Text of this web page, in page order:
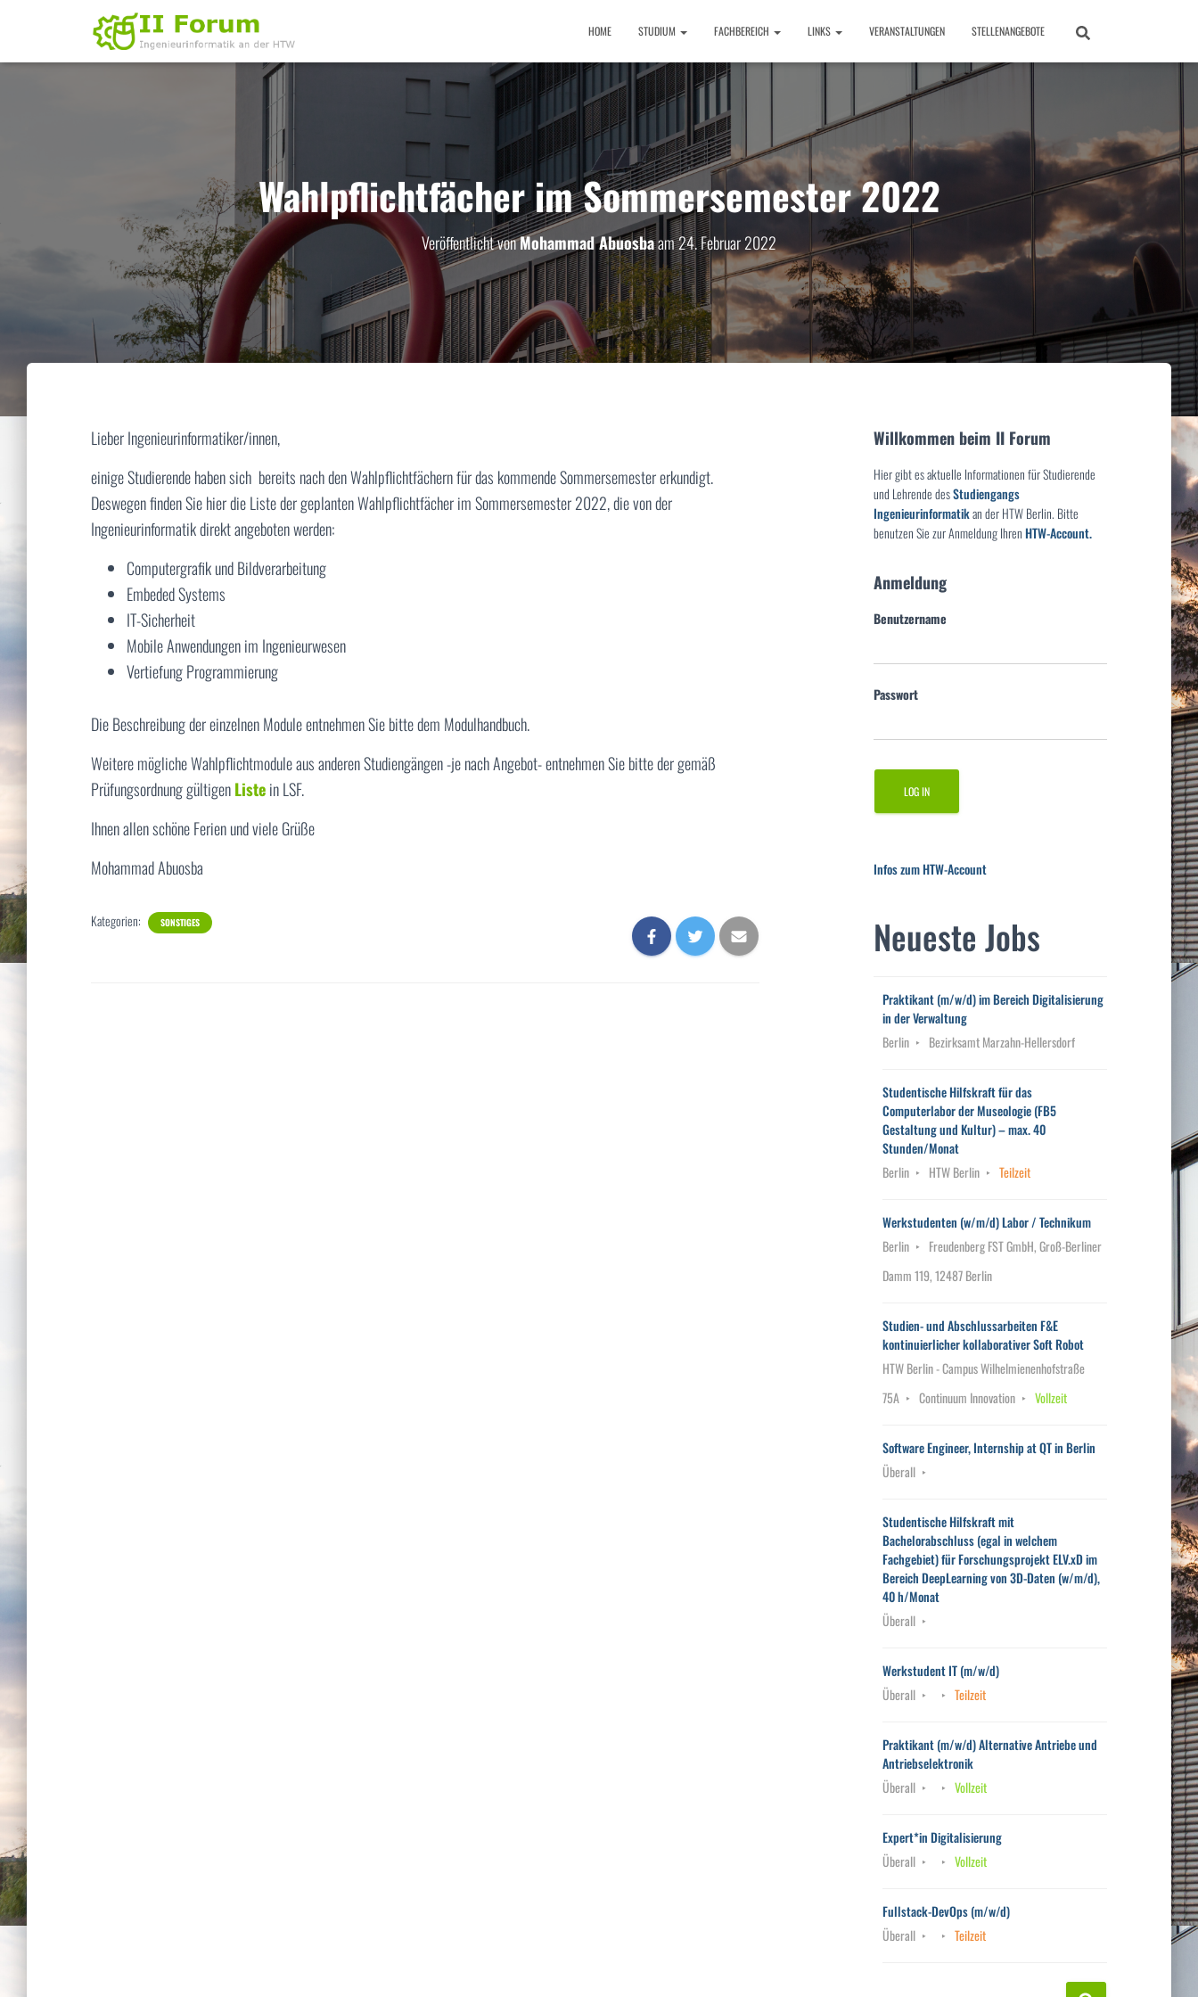
HOME STUDIUM FACHBEREICH LINKS VERANSTALTUNGEN STELLENANGEBOTE
Wahlpflichtfächer im Sommersemester 2022
Veröffentlicht vonMohammad Abuosbaam24. Februar 2022
Lieber Ingenieurinformatiker/innen,
einige Studierende haben sich bereits nach den Wahlpflichtfächern für das kommende Sommersemester erkundigt.
Deswegen finden Sie hier die Liste der geplanten Wahlpflichtfächer im Sommersemester 2022, die von der
Ingenieurinformatik direkt angeboten werden:
Computergrafik und Bildverarbeitung
Embeded Systems
IT-Sicherheit
Mobile Anwendungen im Ingenieurwesen
Vertiefung Programmierung
Die Beschreibung der einzelnen Module entnehmen Sie bitte dem Modulhandbuch.
Weitere mögliche Wahlpflichtmodule aus anderen Studiengängen -je nach Angebot- entnehmen Sie bitte der gemäß
Prüfungsordnung gültigenListein LSF.
Ihnen allen schöne Ferien und viele Grüße
Mohammad Abuosba
Kategorien: SONSTIGES
Willkommen beim II Forum
Hier gibt es aktuelle Informationen für Studierende
und Lehrende desStudiengangs
Ingenieurinformatikan der HTW Berlin. Bitte
benutzen Sie zur Anmeldung IhrenHTW-Account.
Anmeldung
Benutzername
Passwort
Infos zum HTW-Account
Neueste Jobs
Praktikant (m/w/d) im Bereich Digitalisierung
in der Verwaltung
Berlin
Bezirksamt Marzahn-Hellersdorf
Studentische Hilfskraft für das
Computerlabor der Museologie (FB5
Gestaltung und Kultur) – max. 40
Stunden/Monat
Berlin
HTW Berlin Teilzeit
Werkstudenten (w/m/d) Labor / Technikum
Berlin
Freudenberg FST GmbH, Groß-Berliner
Damm 119, 12487 Berlin
Studien- und Abschlussarbeiten F&E
kontinuierlicher kollaborativer Soft Robot
HTW Berlin - Campus Wilhelmienenhofstraße
75A
Continuum Innovation Vollzeit
Software Engineer, Internship at QT in Berlin
Überall
Studentische Hilfskraft mit
Bachelorabschluss (egal in welchem
Fachgebiet) für Forschungsprojekt ELV.xD im
Bereich DeepLearning von 3D-Daten (w/m/d),
40 h/Monat
Überall
Werkstudent IT (m/w/d)
Überall
Teilzeit
Praktikant (m/w/d) Alternative Antriebe und
Antriebselektronik
Überall
Vollzeit
Expert*in Digitalisierung
Überall
Vollzeit
Fullstack-DevOps (m/w/d)
Überall
Teilzeit